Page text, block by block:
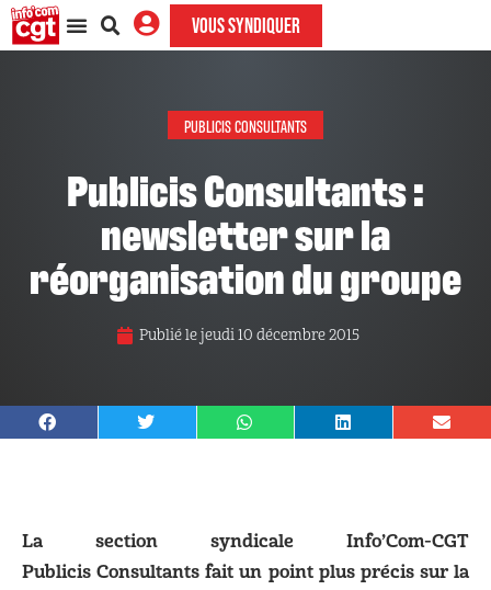
VOUS SYNDIQUER
PUBLICIS CONSULTANTS
Publicis Consultants :
newsletter sur la
réorganisation du groupe
Publié lejeudi 10 décembre 2015
La section syndicale Info’Com-CGT
PublicisConsultants fait un point plus précis sur la